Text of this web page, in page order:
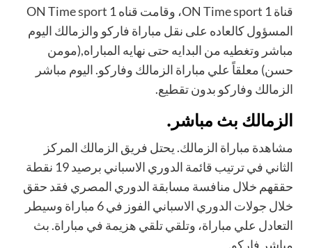
قناة ON Time sport 1، وقامت قناه ON Time sport 1
المسؤول كالعاده على نقل مباراة فاركو والزمالك اليوم
مباشر وتغطيه من البدايه حتى نهايه المباراه,(مومن
حسن) معلقاً علي مباراة الزمالك وفاركو. اليوم مباشر
الزمالك وفاركو بدون تقطيع.
الزمالك بث مباشر.
مشاهدة مباراة الزمالك. يحتل فريق الزمالك المركز
الثاني في ترتيب قائمة الدوري الاسباني برصيد 19 نقطة
حققهم خلال منافسة مسابقة الدوري المصري فقد حقق
خلال جولات الدوري الاسباني الفوز في 6 مباراة وسيطر
التعادل علي مباراة، وتلقي تلقي هزيمة في مباراة. بث
مباشر فاركو.